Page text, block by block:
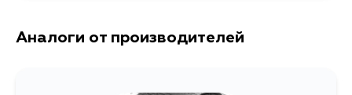
Аналоги от производителей